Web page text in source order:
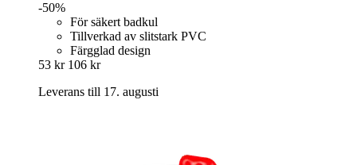
-50%
För säkert badkul
Tillverkad av slitstark PVC
Färgglad design
53 kr 106 kr
Leverans till 17. augusti